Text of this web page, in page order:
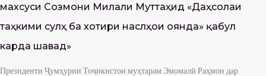
махсуси Созмони Милали Муттаҳид «Даҳсолаи
таҳкими сулҳ ба хотири наслҳои оянда» қабул
карда шавад»
Президенти Ҷумҳурии Тоҷикистон муҳтарам Эмомалӣ Раҳмон дар